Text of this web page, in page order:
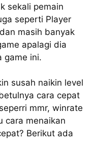
sekali pemain
seperti Player
masih banyak
apalagi dia
game ini.
susah naikin level
cara cepat
mmr, winrate
cara menaikan
Berikut ada